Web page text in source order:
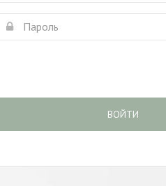
ВОЙТИ